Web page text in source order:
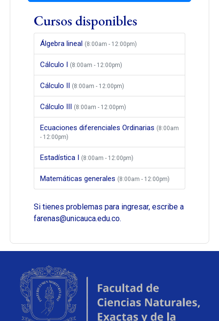
Cursos disponibles
Álgebra lineal (8:00am - 12:00pm)
Cálculo I (8:00am - 12:00pm)
Cálculo II (8:00am - 12:00pm)
Cálculo III (8:00am - 12:00pm)
Ecuaciones diferenciales Ordinarias (8:00am
- 12:00pm)
Estadística I (8:00am - 12:00pm)
Matemáticas generales (8:00am - 12:00pm)
Si tienes problemas para ingresar, escribe a
farenas@unicauca.edu.co.